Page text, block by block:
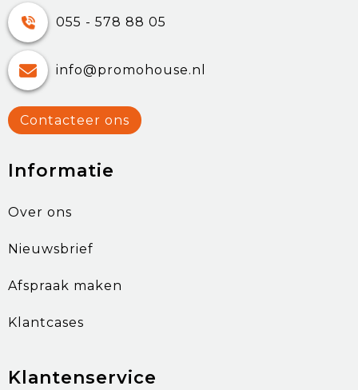
055 - 578 88 05
info@promohouse.nl
Contacteer ons
Informatie
Over ons
Nieuwsbrief
Afspraak maken
Klantcases
Klantenservice